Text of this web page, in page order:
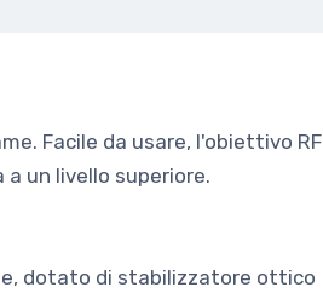
Facile da usare, l'obiettivo RF
un livello superiore.
dotato di stabilizzatore ottico